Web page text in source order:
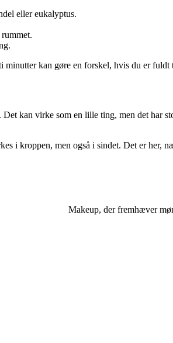
eller eukalyptus.
kan gøre en forskel, hvis du er fuldt
kan virke som en lille ting, men det har
i kroppen, men også i sindet. Det er her,
Makeup, der fremhæver